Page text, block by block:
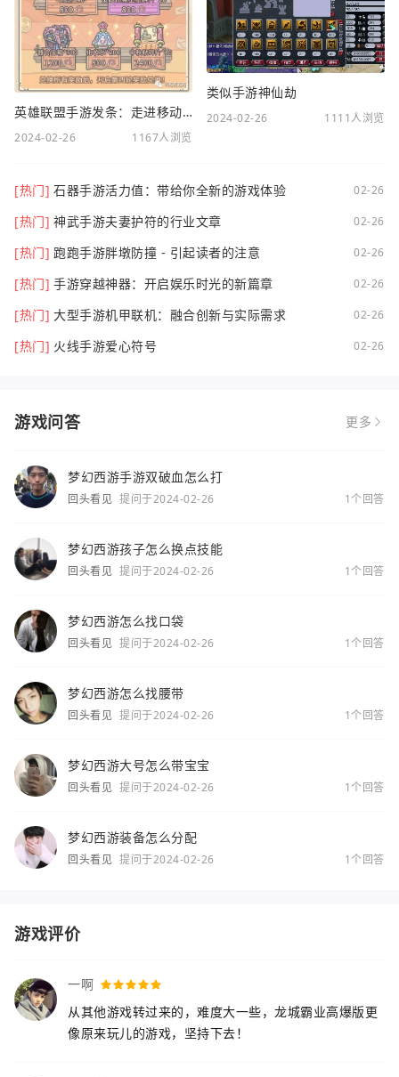
英雄联盟手游发条：走进移动电竞新时代
2024-02-26 1167人浏览
类似手游神仙劫
2024-02-26 1111人浏览
[热门] 石器手游活力值：带给你全新的游戏体验 02-26
[热门] 神武手游夫妻护符的行业文章 02-26
[热门] 跑跑手游胖墩防撞 - 引起读者的注意 02-26
[热门] 手游穿越神器：开启娱乐时光的新篇章 02-26
[热门] 大型手游机甲联机：融合创新与实际需求 02-26
[热门] 火线手游爱心符号 02-26
游戏问答 更多
梦幻西游手游双破血怎么打
回头看见 提问于2024-02-26 1个回答
梦幻西游孩子怎么换点技能
回头看见 提问于2024-02-26 1个回答
梦幻西游怎么找口袋
回头看见 提问于2024-02-26 1个回答
梦幻西游怎么找腰带
回头看见 提问于2024-02-26 1个回答
梦幻西游大号怎么带宝宝
回头看见 提问于2024-02-26 1个回答
梦幻西游装备怎么分配
回头看见 提问于2024-02-26 1个回答
游戏评价
一啊
从其他游戏转过来的，难度大一些，龙城霸业高爆版更
像原来玩儿的游戏，坚持下去！